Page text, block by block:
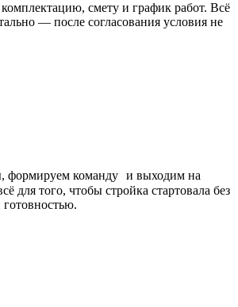
смету и график работ. Всё
— после согласования условия не
формируем команду и выходим на
для того, чтобы стройка стартовала без